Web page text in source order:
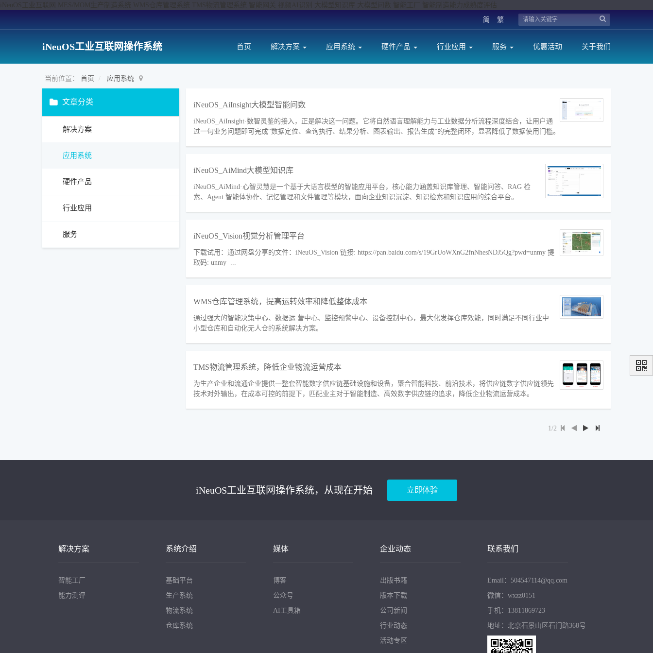
简
繁
iNeuOS工业互联网操作系统 首页 解决方案 应用系统 硬件产品 行业应用 服务 优惠活动 关于我们
当前位置： 首页 应用系统
iNeuOS_AiInsight大模型智能问数
iNeuOS_AiInsight·数智灵鉴的接入，正是解决这一问题。它将自然语言理解能力与工业数据分析流程深度结合，让用户通
过一句业务问题即可完成“数据定位、查询执行、结果分析、图表输出、报告生成”的完整闭环，显著降低了数据使用门槛。
iNeuOS_AiMind大模型知识库
iNeuOS_AiMind·心智灵慧是一个基于大语言模型的智能应用平台，核心能力涵盖知识库管理、智能问答、RAG 检
索、Agent 智能体协作、记忆管理和文件管理等模块，面向企业知识沉淀、知识检索和知识应用的综合平台。
iNeuOS_Vision视觉分析管理平台
下载试用：通过网盘分享的文件：iNeuOS_Vision 链接: https://pan.baidu.com/s/19GrUoWXnG2fnNhesNDJ5Qg?pwd=unmy 提
取码: unmy ...
WMS仓库管理系统，提高运转效率和降低整体成本
通过强大的智能决策中心、数据运 营中心、监控预警中心、设备控制中心，最大化发挥仓库效能，同时满足不同行业中
小型仓库和自动化无人仓的系统解决方案。
TMS物流管理系统，降低企业物流运营成本
为生产企业和流通企业提供一整套智能数字供应链基础设施和设备，聚合智能科技、前沿技术，将供应链数字供应链领先
技术对外输出，在成本可控的前提下，匹配业主对于智能制造、高效数字供应链的追求，降低企业物流运营成本。
1/2
文章分类
解决方案
应用系统
硬件产品
行业应用
服务
iNeuOS工业互联网操作系统，从现在开始 立即体验
解决方案
智能工厂
能力测评
系统介绍
基础平台
生产系统
物流系统
仓库系统
媒体
博客
公众号
AI工具箱
企业动态
出版书籍
版本下载
公司新闻
行业动态
活动专区
联系我们
Email：504547114@qq.com
微信：wxzz0151
手机：13811869723
地址：北京石景山区石门路368号